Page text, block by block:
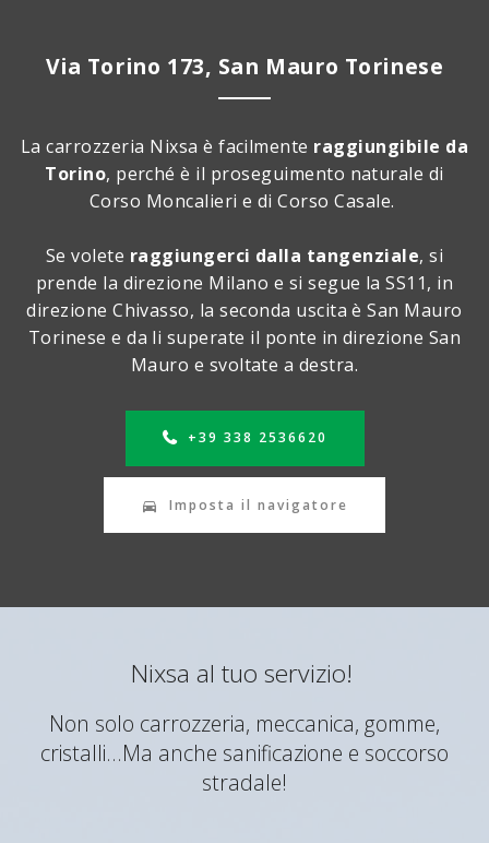
Via Torino 173, San Mauro Torinese
La carrozzeria Nixsa è facilmente raggiungibile da
Torino, perché è il proseguimento naturale di
Corso Moncalieri e di Corso Casale.
Se volete raggiungerci dalla tangenziale, si
prende la direzione Milano e si segue la SS11, in
direzione Chivasso, la seconda uscita è San Mauro
Torinese e da li superate il ponte in direzione San
Mauro e svoltate a destra.
+39 338 2536620
Imposta il navigatore
Nixsa al tuo servizio!
Non solo carrozzeria, meccanica, gomme,
cristalli...Ma anche sanificazione e soccorso
stradale!